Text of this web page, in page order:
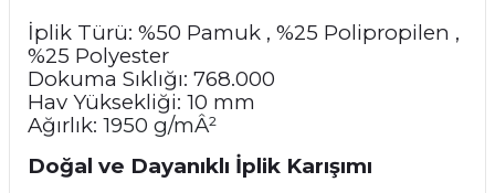
İplik Türü: %50 Pamuk , %25 Polipropilen ,
%25 Polyester
Dokuma Sıklığı: 768.000
Hav Yüksekliği: 10 mm
Ağırlık: 1950 g/mÂ²
Doğal ve Dayanıklı İplik Karışımı